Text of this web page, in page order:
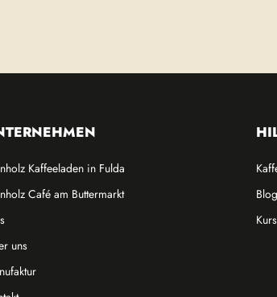
Kaffeeladen in Fulda
Café am Buttermarkt
uns